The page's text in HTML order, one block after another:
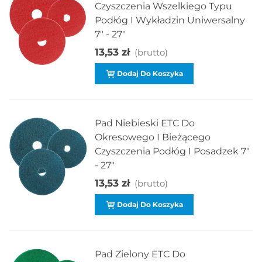
Czyszczenia Wszelkiego Typu
Podłóg I Wykładzin Uniwersalny
7" - 27"
13,53 zł (brutto)
Dodaj Do Koszyka
Pad Niebieski ETC Do
Okresowego I Bieżącego
Czyszczenia Podłóg I Posadzek 7"
- 27"
13,53 zł (brutto)
Dodaj Do Koszyka
Pad Zielony ETC Do